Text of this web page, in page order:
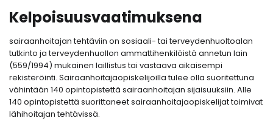
Kelpoisuusvaatimuksena
sairaanhoitajan tehtäviin on sosiaali- tai terveydenhuoltoalan
tutkinto ja terveydenhuollon ammattihenkilöistä annetun lain
(559/1994) mukainen laillistus tai vastaava aikaisempi
rekisteröinti. Sairaanhoitajaopiskelijoilla tulee olla suoritettuna
vähintään 140 opintopistettä sairaanhoitajan sijaisuuksiin. Alle
140 opintopistettä suorittaneet sairaanhoitajaopiskelijat toimivat
lähihoitajan tehtävissä.